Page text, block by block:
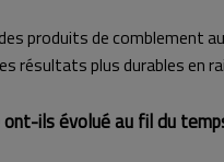
produits de comblement
résultats plus durables en
ils évolué au fil du